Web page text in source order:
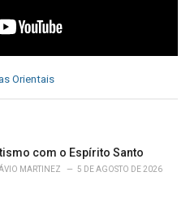
Orientais
com o Espírito Santo
MARTINEZ 5 DE AGOSTO DE 2026